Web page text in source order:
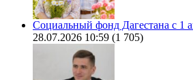
Социальный фонд Дагестана с 1
28.07.2026 10:59 (1 705)